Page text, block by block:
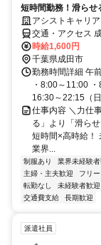
短時間勤務！滑らせ
アシストキャリ
交通・アクセス
駐車場有り）
時給1,600円
千葉県成田市
勤務時間詳細 午
・8:00～11:00
16:30～22:15（
仕事内容 ＼力仕
る」より「滑ら
短時間×高時給！
業界...
制服あり 業界未経験者
主婦・主夫歓迎
フリ
転勤なし
未経験者歓迎
交通費支給
長期歓迎
派遣社員